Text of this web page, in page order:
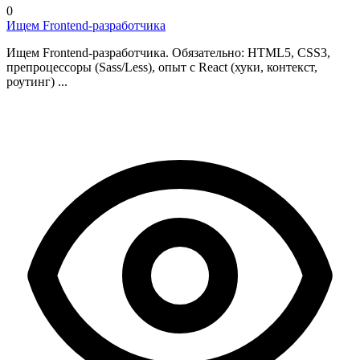
0
Ищем Frontend-разработчика
Ищем Frontend-разработчика. Обязательно: HTML5, CSS3,
препроцессоры (Sass/Less), опыт с React (хуки, контекст,
роутинг) ...